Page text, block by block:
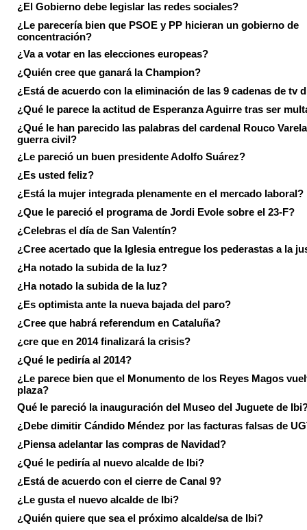
¿El Gobierno debe legislar las redes sociales?
¿Le parecería bien que PSOE y PP hicieran un gobierno de
concentración?
¿Va a votar en las elecciones europeas?
¿Quién cree que ganará la Champion?
¿Está de acuerdo con la eliminación de las 9 cadenas de tv
¿Qué le parece la actitud de Esperanza Aguirre tras ser
¿Qué le han parecido las palabras del cardenal Rouco
guerra civil?
¿Le pareció un buen presidente Adolfo Suárez?
¿Es usted feliz?
¿Está la mujer integrada plenamente en el mercado laboral?
¿Que le pareció el programa de Jordi Evole sobre el 23-F?
¿Celebras el día de San Valentín?
¿Cree acertado que la Iglesia entregue los pederastas a la
¿Ha notado la subida de la luz?
¿Ha notado la subida de la luz?
¿Es optimista ante la nueva bajada del paro?
¿Cree que habrá referendum en Cataluña?
¿cre que en 2014 finalizará la crisis?
¿Qué le pediría al 2014?
¿Le parece bien que el Monumento de los Reyes Magos
plaza?
Qué le pareció la inauguración del Museo del Juguete de
¿Debe dimitir Cándido Méndez por las facturas falsas de
¿Piensa adelantar las compras de Navidad?
¿Qué le pediría al nuevo alcalde de Ibi?
¿Está de acuerdo con el cierre de Canal 9?
¿Le gusta el nuevo alcalde de Ibi?
¿Quién quiere que sea el próximo alcalde/sa de Ibi?